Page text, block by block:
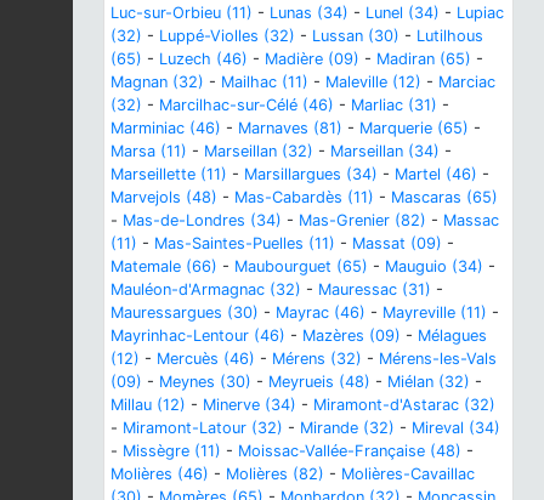
Luc-sur-Orbieu (11) - Lunas (34) - Lunel (34) - Lupiac
(32) - Luppé-Violles (32) - Lussan (30) - Lutilhous
(65) - Luzech (46) - Madière (09) - Madiran (65) -
Magnan (32) - Mailhac (11) - Maleville (12) - Marciac
(32) - Marcilhac-sur-Célé (46) - Marliac (31) -
Marminiac (46) - Marnaves (81) - Marquerie (65) -
Marsa (11) - Marseillan (32) - Marseillan (34) -
Marseillette (11) - Marsillargues (34) - Martel (46) -
Marvejols (48) - Mas-Cabardès (11) - Mascaras (65)
- Mas-de-Londres (34) - Mas-Grenier (82) - Massac
(11) - Mas-Saintes-Puelles (11) - Massat (09) -
Matemale (66) - Maubourguet (65) - Mauguio (34) -
Mauléon-d'Armagnac (32) - Mauressac (31) -
Mauressargues (30) - Mayrac (46) - Mayreville (11) -
Mayrinhac-Lentour (46) - Mazères (09) - Mélagues
(12) - Mercuès (46) - Mérens (32) - Mérens-les-Vals
(09) - Meynes (30) - Meyrueis (48) - Miélan (32) -
Millau (12) - Minerve (34) - Miramont-d'Astarac (32)
- Miramont-Latour (32) - Mirande (32) - Mireval (34)
- Missègre (11) - Moissac-Vallée-Française (48) -
Molières (46) - Molières (82) - Molières-Cavaillac